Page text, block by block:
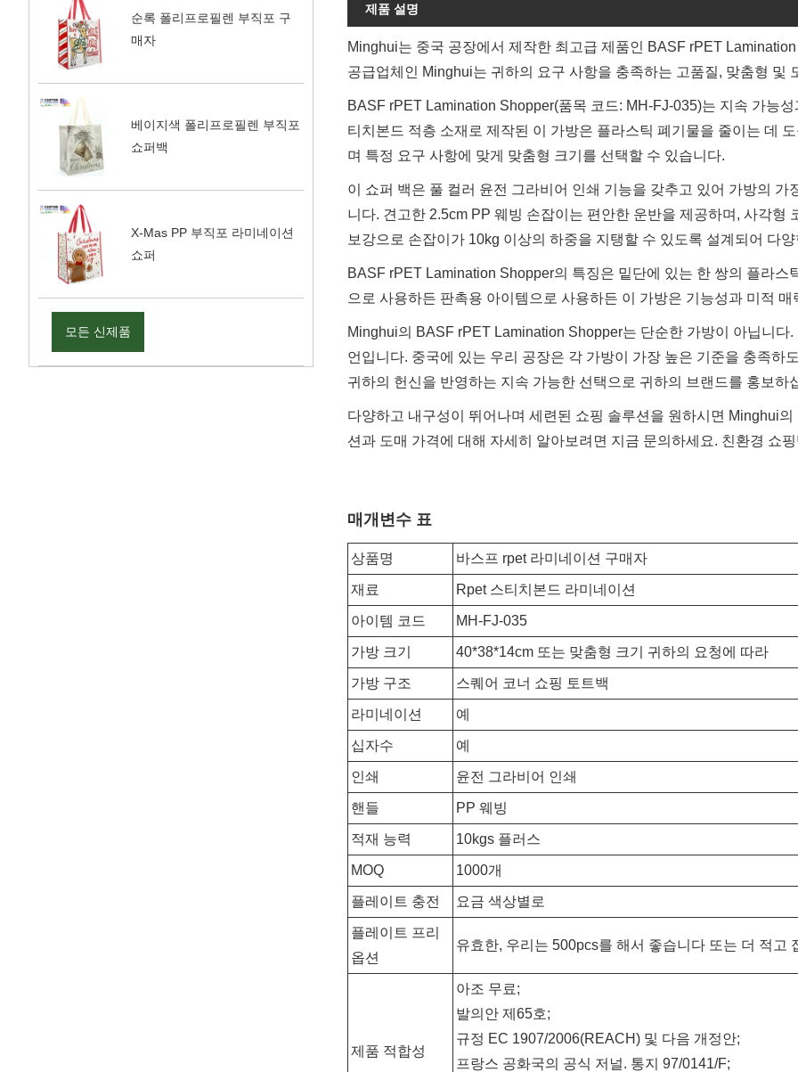
순록 폴리프로필렌 부직포 구
매자
베이지색 폴리프로필렌 부직포
쇼퍼백
X-Mas PP 부직포 라미네이션
쇼퍼
모든 신제품
제품 설명
Minghui는 중국 공장에서 제작한 최고급 제품인 BASF rPET
공급업체인 Minghui는 귀하의 요구 사항을 충족하는 고품질, 맞춤형 및
BASF rPET Lamination Shopper(품목 코드: MH-FJ-035)는 지속 가능
티치본드 적층 소재로 제작된 이 가방은 플라스틱 폐기물을 줄이는 데
며 특정 요구 사항에 맞게 맞춤형 크기를 선택할 수 있습니다.
이 쇼퍼 백은 풀 컬러 윤전 그라비어 인쇄 기능을 갖추고 있어 가방의
니다. 견고한 2.5cm PP 웨빙 손잡이는 편안한 운반을 제공하며, 사각형
보강으로 손잡이가 10kg 이상의 하중을 지탱할 수 있도록 설계되어 다
BASF rPET Lamination Shopper의 특징은 밑단에 있는 한 쌍의 플라
으로 사용하든 판촉용 아이템으로 사용하든 이 가방은 기능성과 미적 매
Minghui의 BASF rPET Lamination Shopper는 단순한 가방이 아닙니다
언입니다. 중국에 있는 우리 공장은 각 가방이 가장 높은 기준을 충족하
귀하의 헌신을 반영하는 지속 가능한 선택으로 귀하의 브랜드를 홍보하
다양하고 내구성이 뛰어나며 세련된 쇼핑 솔루션을 원하시면 Minghui
션과 도매 가격에 대해 자세히 알아보려면 지금 문의하세요. 친환경 쇼
매개변수 표
상품명 바스프 rpet 라미네이션 구매자
재료 Rpet 스티치본드 라미네이션
아이템 코드 MH-FJ-035
가방 크기 40*38*14cm 또는 맞춤형 크기 귀하의 요청에 따라
가방 구조 스퀘어 코너 쇼핑 토트백
라미네이션 예
십자수 예
인쇄 윤전 그라비어 인쇄
핸들 PP 웨빙
적재 능력 10kgs 플러스
MOQ 1000개
플레이트 충전 요금 색상별로
플레이트 프리
옵션
유효한, 우리는 500pcs를 해서 좋습니다 또는 더 적고
제품 적합성
아조 무료;
발의안 제65호;
규정 EC 1907/2006(REACH) 및 다음 개정안;
프랑스 공화국의 공식 저널. 통지 97/0141/F;